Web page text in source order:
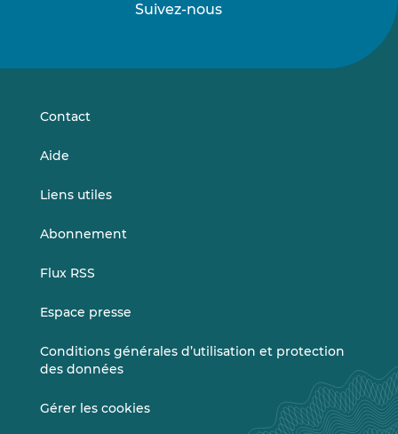
Suivez-nous
sursur
Contact
Aide
Liens utiles
Abonnement
Flux RSS
Espace presse
Conditions générales d’utilisation et protection
des données
Gérer les cookies